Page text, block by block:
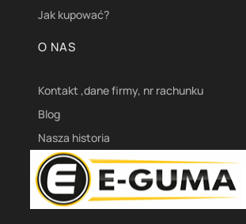
Jak kupować?
O NAS
Kontakt ,dane firmy, nr rachunku
Blog
Nasza historia